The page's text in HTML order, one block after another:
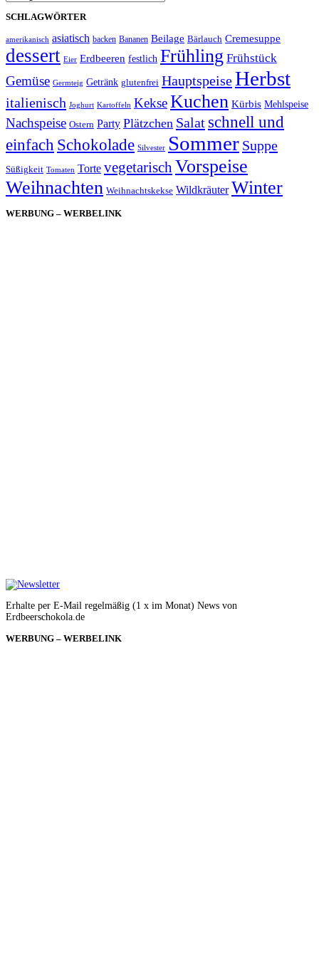
SCHLAGWÖRTER
amerikanisch asiatisch backen Bananen Beilage Bärlauch Cremesuppe
dessert Eier Erdbeeren festlich Frühling Frühstück
Gemüse Germteig Getränk glutenfrei HauptspeiseHerbst
italienisch Joghurt Kartoffeln KekseKuchen Kürbis Mehlspeise
Nachspeise Ostern Party Plätzchen Salat schnell und
einfachSchokolade Silvester Sommer Suppe
Süßigkeit Tomaten Torte vegetarischVorspeise
Weihnachten Weihnachtskekse Wildkräuter Winter
WERBUNG – WERBELINK
Erhalte per E-Mail regelmäßig (1 x im Monat) News von
Erdbeerschokola.de
WERBUNG – WERBELINK